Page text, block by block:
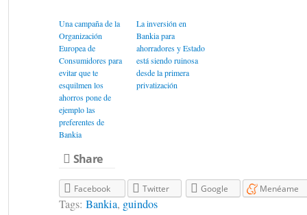
Una campaña de la
Organización
Europea de
Consumidores para
evitar que te
esquilmen los
ahorros pone de
ejemplo las
preferentes de
Bankia
La inversión en
Bankia para
ahorradores y Estado
está siendo ruinosa
desde la primera
privatización
Share
Facebook Twitter Google Menéame
Tags: Bankia, guindos